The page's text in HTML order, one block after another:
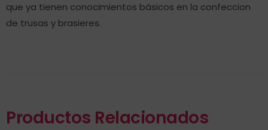
que ya tienen conocimientos básicos en la confeccion
de trusas y brasieres.
Productos Relacionados